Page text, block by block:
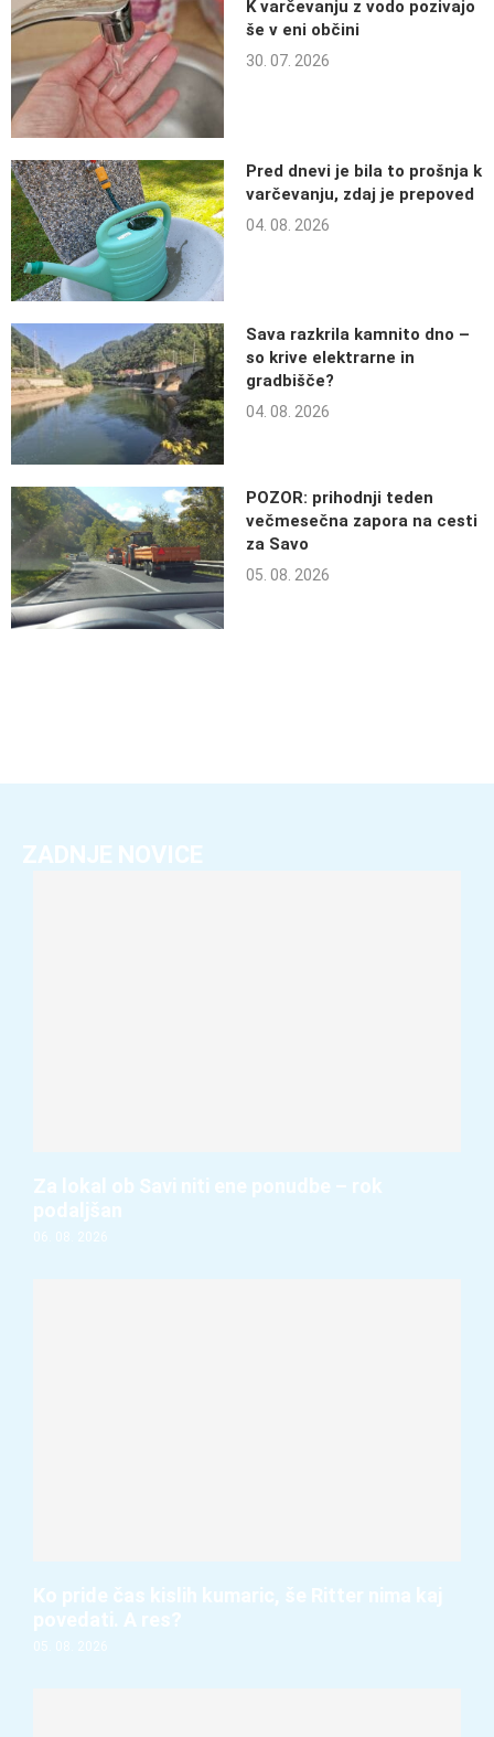
K varčevanju z vodo pozivajo
še v eni občini
30. 07. 2026
Pred dnevi je bila to prošnja k
varčevanju, zdaj je prepoved
04. 08. 2026
Sava razkrila kamnito dno –
so krive elektrarne in
gradbišče?
04. 08. 2026
POZOR: prihodnji teden
večmesečna zapora na cesti
za Savo
05. 08. 2026
ZADNJE NOVICE
Za lokal ob Savi niti ene ponudbe – rok
podaljšan
06. 08. 2026
Ko pride čas kislih kumaric, še Ritter nima kaj
povedati. A res?
05. 08. 2026